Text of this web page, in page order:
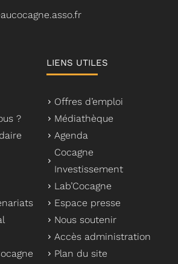
?
LIENS UTILES
Offres d’emploi
Médiathèque
Agenda
Cocagne
Investissement
Lab’Cocagne
Espace presse
Nous soutenir
Accès administration
Plan du site